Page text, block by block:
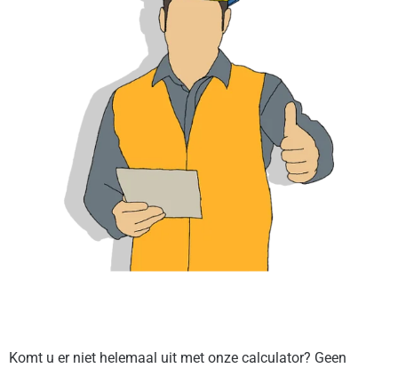
Komt u er niet helemaal uit met onze calculator? Geen